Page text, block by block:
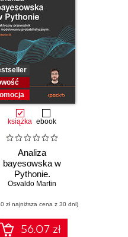
książka ebook
Analiza
bayesowska w
Pythonie.
Praktyczny
modelowaniu
Wydanie III
Osvaldo Martin
zł najniższa cena z 30 dni)
56.07 zł